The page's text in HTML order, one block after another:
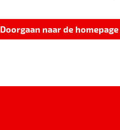
Doorgaan naar de homepage